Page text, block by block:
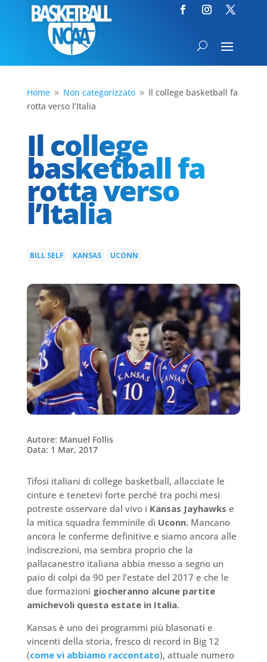
Home 9 Non categorizzato 9 Il college basketball fa
rotta verso l’Italia
Il college
basketball fa
rotta verso
l’Italia
BILL SELF KANSAS UCONN
Autore: Manuel Follis
Data: 1 Mar, 2017
Tifosi italiani di college basketball, allacciate le
cinture e tenetevi forte perché tra pochi mesi
potreste osservare dal vivo i Kansas Jayhawks e
la mitica squadra femminile di Uconn.Mancano
ancora le conferme definitive e siamo ancora alle
indiscrezioni, ma sembra proprio che la
pallacanestro italiana abbia messo a segno un
paio di colpi da 90 per l’estate del 2017 e che le
due formazioni giocheranno alcune partite
amichevoli questa estate in Italia.
Kansas è uno dei programmi più blasonati e
vincenti della storia, fresco di record in Big 12
(come vi abbiamo raccontato), attuale numero